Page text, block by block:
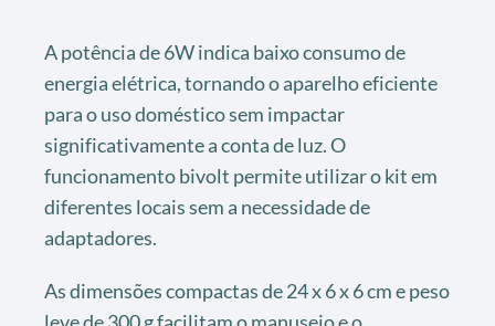
A potência de 6W indica baixo consumo de
energia elétrica, tornando o aparelho eficiente
para o uso doméstico sem impactar
significativamente a conta de luz. O
funcionamento bivolt permite utilizar o kit em
diferentes locais sem a necessidade de
adaptadores.
As dimensões compactas de 24 x 6 x 6 cm e peso